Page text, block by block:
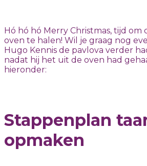
Hó hó hó Merry Christmas, tijd om
oven te halen! Wil je graag nog
Hugo Kennis de pavlova verder
nadat hij het uit de oven had
hieronder:
Stappenplan
opmaken